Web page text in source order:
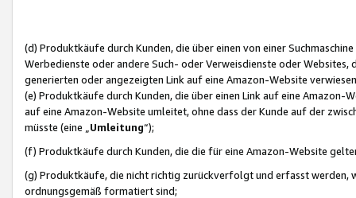
(d) Produktkäufe durch Kunden, die über einen von einer
Werbedienste oder andere Such- oder Verweisdienste oder Websites,
generierten oder angezeigten Link auf eine Amazon-Website
(e) Produktkäufe durch Kunden, die über einen Link auf eine
auf eine Amazon-Website umleitet, ohne dass der Kunde auf der
müsste (eine „ Umleitung“);
(f) Produktkäufe durch Kunden, die die für eine Amazon-Website
(g) Produktkäufe, die nicht richtig zurückverfolgt und erfasst werden,
ordnungsgemäß formatiert sind;